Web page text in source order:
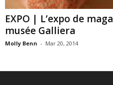
EXPO | L’expo de
musée Galliera
Molly Benn - Mar 20, 2014